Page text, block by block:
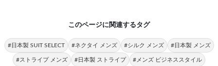
このページに関連するタグ
#日本製 SUIT SELECT #ネクタイ メンズ #シルク メンズ #日本製 メンズ
#ストライプ メンズ #日本製 ストライプ #メンズ ビジネススタイル